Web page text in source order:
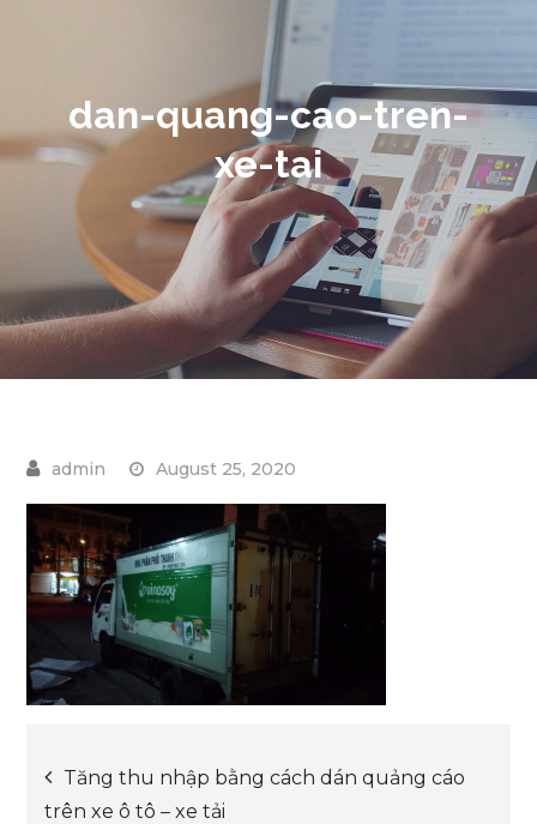
dan-quang-cao-tren-
xe-tai
August 25, 2020
Post
Tăng thu nhập bằng cách dán quảng cáo
trên xe ô tô – xe tải